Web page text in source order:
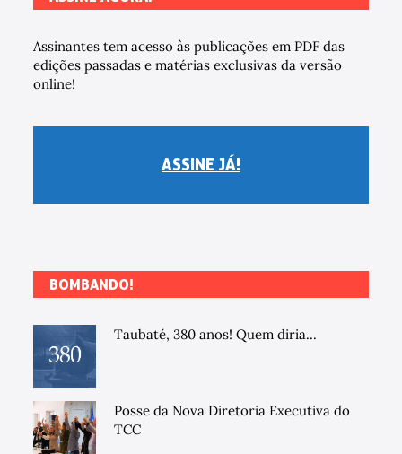
Assinantes tem acesso às publicações em PDF das
edições passadas e matérias exclusivas da versão
online!
ASSINE JÁ!
BOMBANDO!
Taubaté, 380 anos! Quem diria...
Posse da Nova Diretoria Executiva do
TCC